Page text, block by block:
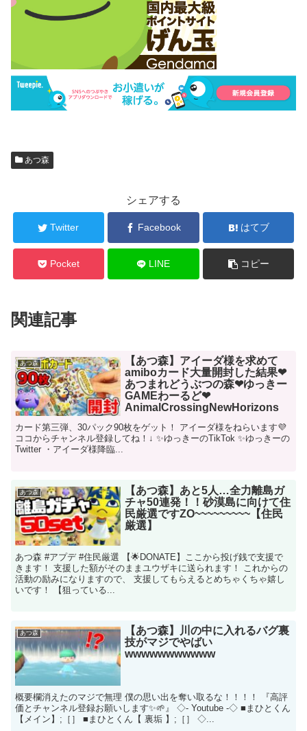
あつ森
シェアする
Twitter Facebook はてブ
Pocket LINE コピー
関連記事
あつ森
【あつ森】アイーダ様を求めて
amiboカード大量開封した結果❤
あつまれどうぶつの森❤ゆっきー
GAMEわーるど❤
AnimalCrossingNewHorizons
カード第三弾、30パック90枚をゲット！ アイーダ様をねらいます💜
ココからチャンネル登録してね！↓ ✨ゆっきーのTikTok ✨ゆっきーの
Twitter ・アイーダ様降臨...
あつ森
【あつ森】あと5人…全力離島ガ
チャ50連発！！砂漠島に向けて住
民厳選ですZO~~~~~~~~~【住民
厳選】
あつ森 #アプデ #住民厳選 【🌟DONATE】ここから投げ銭で支援で
きます！ 支援した額がそのままユウザキに送られます！ これからの
活動の励みになりますので、 支援してもらえるとめちゃくちゃ嬉し
いです！ 【狙っている...
あつ森
【あつ森】川の中に入れるバグ裏
技がマジでやばい
wwwwwwwwwww
概要欄消えたのマジで無理 僕の思い出を奪い取るな！！！！ 『高評
価とチャンネル登録お願いします✨🌱』 ◇- Youtube -◇ ■まひとくん
【メイン】;［］ ■まひとくん【 裏垢 】;［］ ◇...